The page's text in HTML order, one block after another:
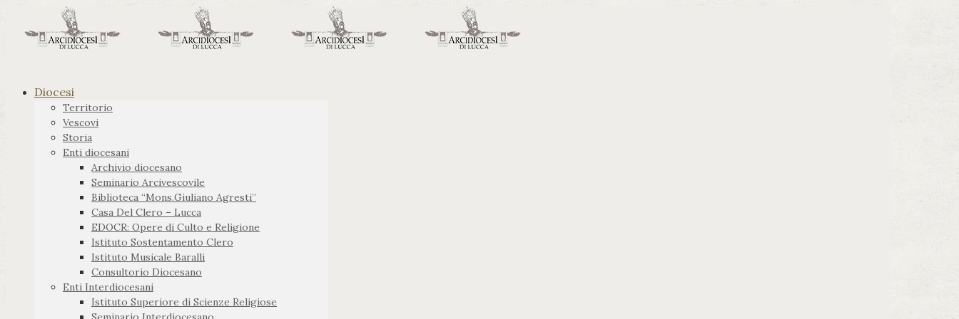
Diocesi
Territorio
Vescovi
Storia
Enti diocesani
Archivio diocesano
Seminario Arcivescovile
Biblioteca “Mons.Giuliano Agresti”
Casa Del Clero – Lucca
EDOCR: Opere di Culto e Religione
Istituto Sostentamento Clero
Istituto Musicale Baralli
Consultorio Diocesano
Enti Interdiocesani
Istituto Superiore di Scienze Religiose